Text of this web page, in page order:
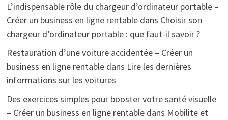
L’indispensable rôle du chargeur d’ordinateur portable –
Créer un business en ligne rentabledans Choisir son
chargeur d’ordinateur portable : que faut-il savoir ?
Restauration d’une voiture accidentée – Créer un
business en ligne rentabledans Lire les dernières
informations sur les voitures
Des exercices simples pour booster votre santé visuelle
– Créer un business en ligne rentabledans Mobilite et